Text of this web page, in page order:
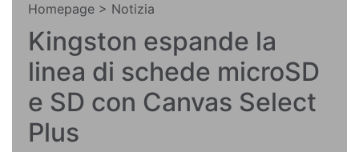
Homepage > Notizia
Kingston espande la
linea di schede microSD
e SD con Canvas Select
Plus